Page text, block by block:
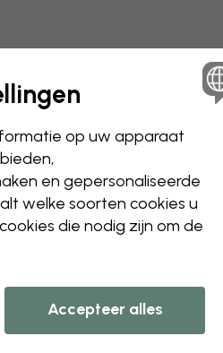
Rood
contact customer
op uw apparaat
en gepersonaliseerde
welke soorten cookies u
die nodig zijn om de
Accepteer alles